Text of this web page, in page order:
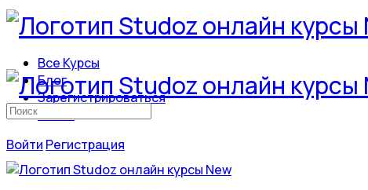
Все Курсы
Блог
Зарегистрироваться
Войти
Войти Регистрация
Искать: